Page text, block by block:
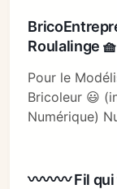
Roulalinge 🧺
Pour le
Bricoleur 😃
Numérique)
〰〰〰 Fil